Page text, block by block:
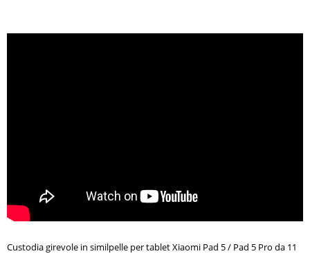
Custodia girevole in similpelle per tablet Xiaomi Pad 5 / Pad 5 Pro da 11